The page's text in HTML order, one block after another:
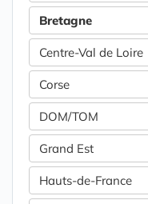
Bretagne
Centre-Val de Loire
Corse
DOM/TOM
Grand Est
Hauts-de-France